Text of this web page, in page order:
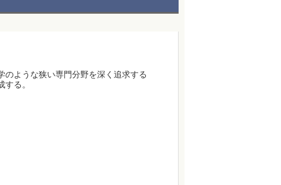
ような狭い専門分野を深く追求する
る。